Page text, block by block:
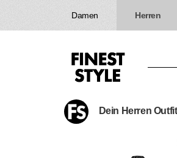
Damen Herren
Dein Herren